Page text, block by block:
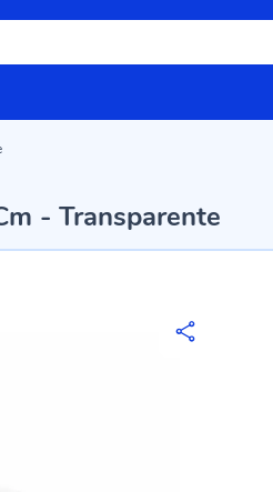
- Transparente